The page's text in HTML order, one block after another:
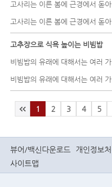
고추장으로 식욕 높이는 비빔밥
1 2 3 4 5
뷰어/백신다운로드 개인정보
사이트맵